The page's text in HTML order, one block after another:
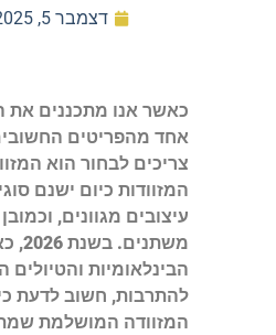
דצמבר 5, 2025
כאשר אנו מתכננים את
אחד מהפריטים
צריכים לבחור הוא
המזוודות כיום ישנם
עיצובים מגוונים,
הבינלאומיות והטיולים
להתרבות, חשוב לדעת
המזוודה המושלמת